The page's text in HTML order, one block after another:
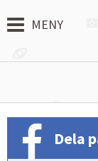
MENY
Dela